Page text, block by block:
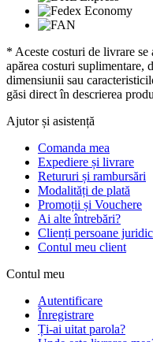
* Aceste costuri de livrare
apărea costuri suplimentare,
dimensiunii sau
găsi direct în descrierea
Ajutor și asistență
Comanda mea
Expediere și livrare
Retururi și rambursări
Modalități de plată
Promoții și Vouchere
Ai alte întrebări?
Clienți persoane
Contul meu client
Contul meu
Autentificare
Înregistrare
Ți-ai uitat parola?